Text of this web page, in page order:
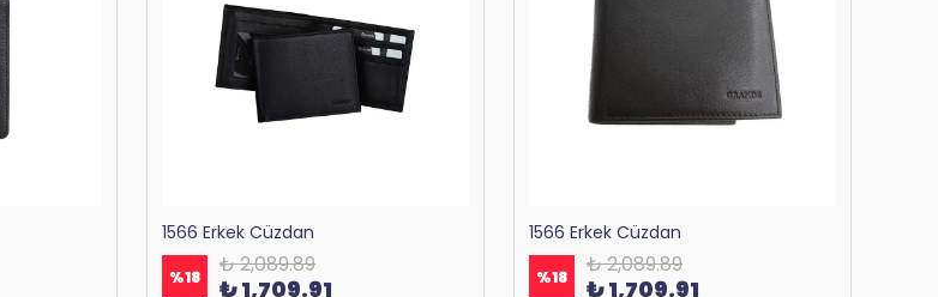
1566 Erkek Cüzdan
%18 ₺ 2,089.89
₺ 1,709.91
1566 Erkek Cüzdan
%18 ₺ 2,089.89
₺ 1,709.91